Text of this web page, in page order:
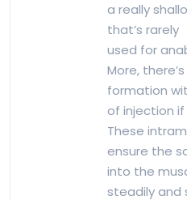
a really
that’s rarely
used for
More,
formation
of injection if
These
ensure the
into the
steadily and